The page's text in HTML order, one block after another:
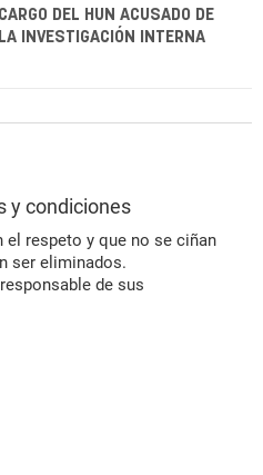
DEL HUN ACUSADO DE
INVESTIGACIÓN INTERNA
y condiciones
respeto y que no se ciñan
ser eliminados.
de sus